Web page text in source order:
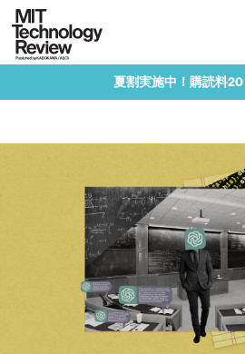
夏割実施中！購読料20